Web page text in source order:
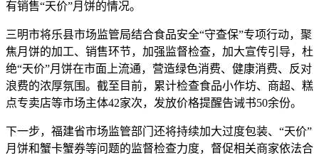
有销售“天价”月饼的情况。
三明市将乐县市场监管局结合食品安全“守查保”专项行动，聚
焦月饼的加工、销售环节，加强监督检查，加大宣传引导，杜
绝“天价”月饼在市面上流通，营造绿色消费、健康消费、反对
浪费的浓厚氛围。截至目前，累计检查食品小作坊、商超、糕
点专卖店等市场主体42家次，发放价格提醒告诫书50余份。
下一步，福建省市场监管部门还将持续加大过度包装、“天价”
月饼和蟹卡蟹券等问题的监督检查力度，督促相关商家依法合